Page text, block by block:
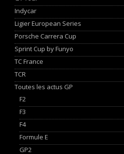
Indycar
Ligier European Series
Porsche Carrera Cup
Sprint Cup by Funyo
TC France
TCR
Toutes les actus GP
F2
F3
F4
Formule E
GP2